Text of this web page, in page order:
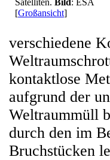
Satelliten. Bild: ESA
[Großansicht]
verschiedene
kontaktlose
aufgrund der
Weltraummüll
durch den im
Bruchstücken